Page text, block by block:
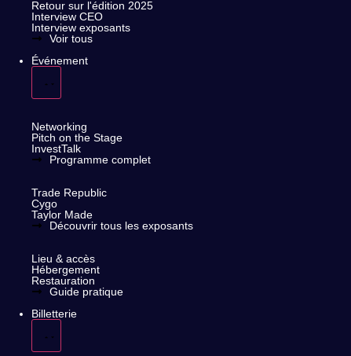
Retour sur l'édition 2025
Interview CEO
Interview exposants
Voir tous
Événement
Networking
Pitch on the Stage
InvestTalk
Programme complet
Trade Republic
Cygo
Taylor Made
Découvrir tous les exposants
Lieu & accès
Hébergement
Restauration
Guide pratique
Billetterie